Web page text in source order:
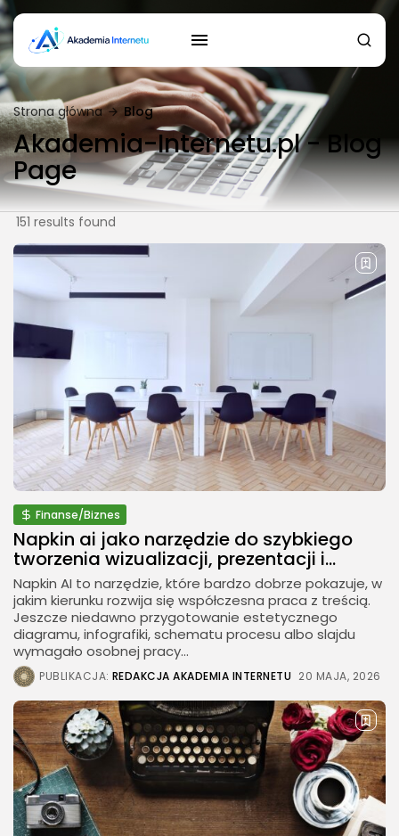
Strona główna Blog
Akademia-Internetu.pl - Blog
Page
151 results found
Finanse/Biznes
Napkin ai jako narzędzie do szybkiego
tworzenia wizualizacji, prezentacji i...
Napkin AI to narzędzie, które bardzo dobrze pokazuje, w
jakim kierunku rozwija się współczesna praca z treścią.
Jeszcze niedawno przygotowanie estetycznego
diagramu, infografiki, schematu procesu albo slajdu
wymagało osobnej pracy...
PUBLIKACJA: REDAKCJA AKADEMIA INTERNETU 20 MAJA, 2026